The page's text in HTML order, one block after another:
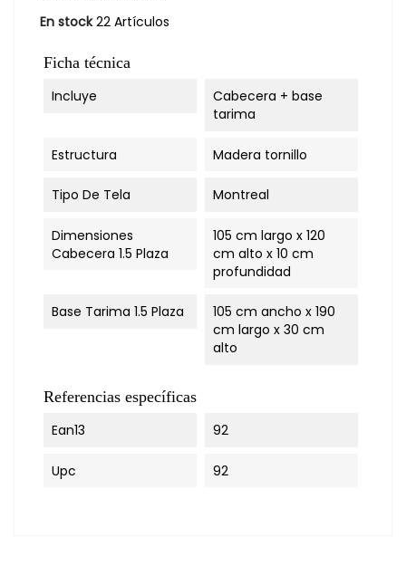
En stock 22 Artículos
Ficha técnica
Incluye
Cabecera + base
tarima
Estructura Madera tornillo
Tipo De Tela Montreal
Dimensiones
Cabecera 1.5 Plaza
105 cm largo x 120
cm alto x 10 cm
profundidad
Base Tarima 1.5 Plaza
105 cm ancho x 190
cm largo x 30 cm
alto
Referencias específicas
Ean13
92
Upc 92